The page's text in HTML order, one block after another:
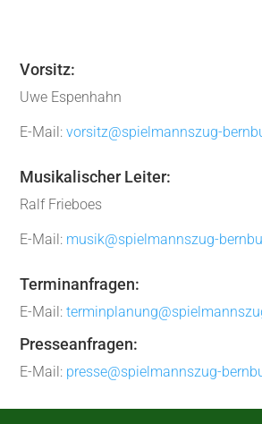
Vorsitz:
Uwe Espenhahn
E-Mail:vorsitz@spielmannszug-
Musikalischer Leiter:
Ralf Frieboes
E-Mail: musik@spielmannszug-
Terminanfragen:
E-Mail:
Presseanfragen:
E-Mail: presse@spielmannszug-